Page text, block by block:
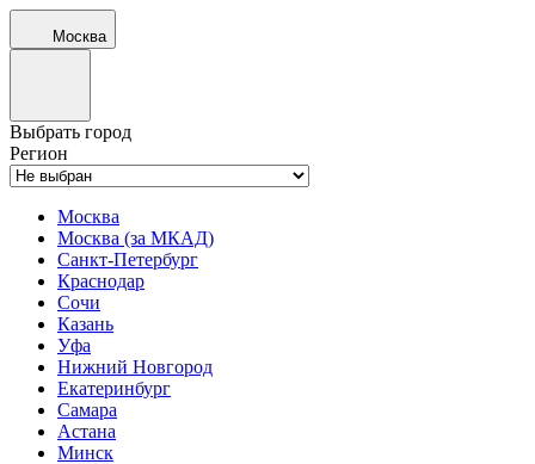
Москва
Выбрать город
Регион
Москва
Москва (за МКАД)
Санкт-Петербург
Краснодар
Сочи
Казань
Уфа
Нижний Новгород
Екатеринбург
Самара
Астана
Минск